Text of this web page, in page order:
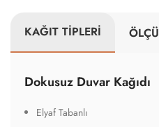
KAĞIT TİPLERİ ÖLÇÜ
Dokusuz Duvar Kağıdı
Elyaf Tabanlı